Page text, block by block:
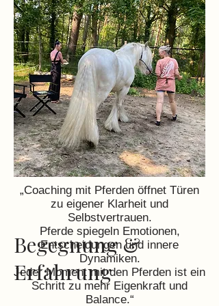
„Coaching mit Pferden öffnet Türen
zu eigener Klarheit und
Selbstvertrauen.
Pferde spiegeln Emotionen,
Entscheidungen und innere
Dynamiken.
Jeder Moment mit den Pferden ist ein
Schritt zu mehr Eigenkraft und
Balance.“
Begegnung &
Erfahrung